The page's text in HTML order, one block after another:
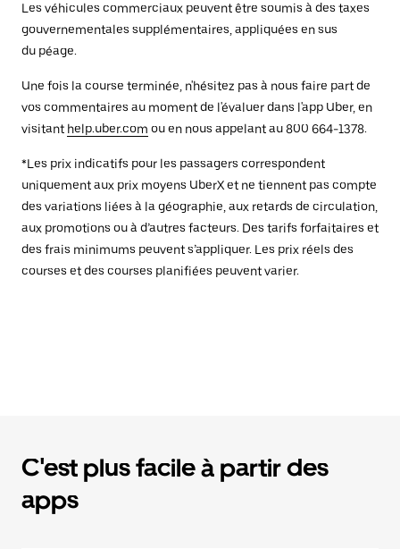
Les véhicules commerciaux peuvent être soumis à des taxes
gouvernementales supplémentaires, appliquées en sus
du péage.
Une fois la course terminée, n'hésitez pas à nous faire part de
vos commentaires au moment de l'évaluer dans l'app Uber, en
visitant help.uber.com ou en nous appelant au 800 664-1378.
*Les prix indicatifs pour les passagers correspondent
uniquement aux prix moyens UberX et ne tiennent pas compte
des variations liées à la géographie, aux retards de circulation,
aux promotions ou à d’autres facteurs. Des tarifs forfaitaires et
des frais minimums peuvent s’appliquer. Les prix réels des
courses et des courses planifiées peuvent varier.
C'est plus facile à partir des
apps